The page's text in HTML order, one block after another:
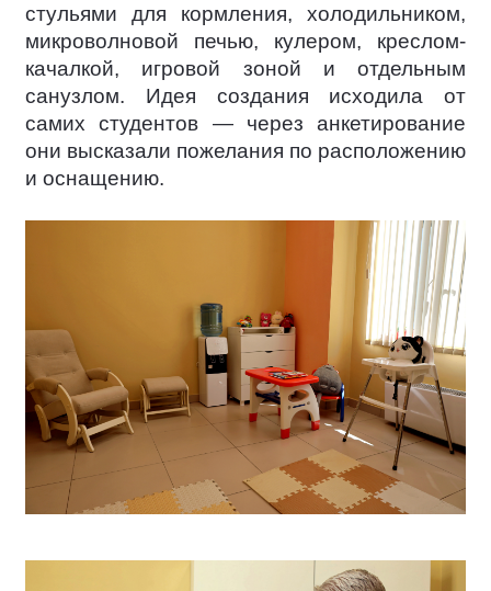
стульями для кормления, холодильником,
микроволновой печью, кулером, креслом-
качалкой, игровой зоной и отдельным
санузлом. Идея создания исходила от
самих студентов — через анкетирование
они высказали пожелания по расположению
и оснащению.